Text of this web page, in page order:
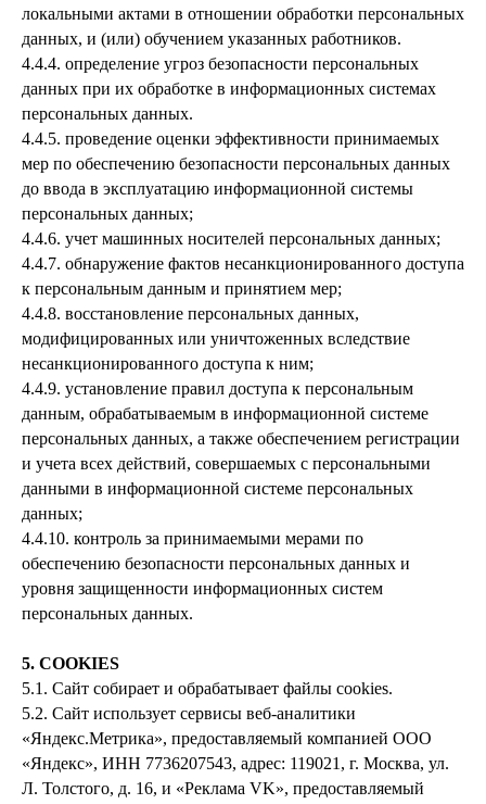
локальными актами в отношении обработки персональных
данных, и (или) обучением указанных работников.
4.4.4. определение угроз безопасности персональных
данных при их обработке в информационных системах
персональных данных.
4.4.5. проведение оценки эффективности принимаемых
мер по обеспечению безопасности персональных данных
до ввода в эксплуатацию информационной системы
персональных данных;
4.4.6. учет машинных носителей персональных данных;
4.4.7. обнаружение фактов несанкционированного доступа
к персональным данным и принятием мер;
4.4.8. восстановление персональных данных,
модифицированных или уничтоженных вследствие
несанкционированного доступа к ним;
4.4.9. установление правил доступа к персональным
данным, обрабатываемым в информационной системе
персональных данных, а также обеспечением регистрации
и учета всех действий, совершаемых с персональными
данными в информационной системе персональных
данных;
4.4.10. контроль за принимаемыми мерами по
обеспечению безопасности персональных данных и
уровня защищенности информационных систем
персональных данных.
5. COOKIES
5.1. Сайт собирает и обрабатывает файлы cookies.
5.2. Сайт использует сервисы веб-аналитики
«Яндекс.Метрика», предоставляемый компанией ООО
«Яндекс», ИНН 7736207543, адрес: 119021, г. Москва, ул.
Л. Толстого, д. 16, и «Реклама VK», предоставляемый